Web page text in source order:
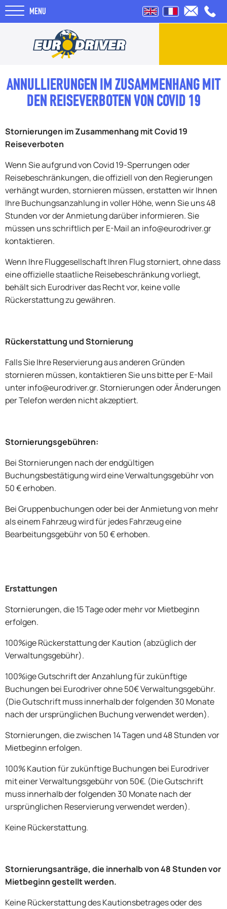
MENU
VERMIETUNGEN
ÜBER UNS
BLOG
ANNULLIERUNGEN IM ZUSAMMENHANG MIT
DEN REISEVERBOTEN VON COVID 19
Stornierungen im Zusammenhang mit Covid 19
Reiseverboten
Wenn Sie aufgrund von Covid 19-Sperrungen oder
Reisebeschränkungen, die offiziell von den Regierungen
verhängt wurden, stornieren müssen, erstatten wir Ihnen
Ihre Buchungsanzahlung in voller Höhe, wenn Sie uns 48
Stunden vor der Anmietung darüber informieren. Sie
müssen uns schriftlich per E-Mail an info@eurodriver.gr
kontaktieren.
Wenn Ihre Fluggesellschaft Ihren Flug storniert, ohne dass
eine offizielle staatliche Reisebeschränkung vorliegt,
behält sich Eurodriver das Recht vor, keine volle
Rückerstattung zu gewähren.
Rückerstattung und Stornierung
Falls Sie Ihre Reservierung aus anderen Gründen
stornieren müssen, kontaktieren Sie uns bitte per E-Mail
unter info@eurodriver.gr. Stornierungen oder Änderungen
per Telefon werden nicht akzeptiert.
Stornierungsgebühren:
Bei Stornierungen nach der endgültigen
Buchungsbestätigung wird eine Verwaltungsgebühr von
50 € erhoben.
Bei Gruppenbuchungen oder bei der Anmietung von mehr
als einem Fahrzeug wird für jedes Fahrzeug eine
Bearbeitungsgebühr von 50 € erhoben.
Erstattungen
Stornierungen, die 15 Tage oder mehr vor Mietbeginn
erfolgen.
100%ige Rückerstattung der Kaution (abzüglich der
Verwaltungsgebühr).
100%ige Gutschrift der Anzahlung für zukünftige
Buchungen bei Eurodriver ohne 50€ Verwaltungsgebühr.
(Die Gutschrift muss innerhalb der folgenden 30 Monate
nach der ursprünglichen Buchung verwendet werden).
Stornierungen, die zwischen 14 Tagen und 48 Stunden vor
Mietbeginn erfolgen.
100% Kaution für zukünftige Buchungen bei Eurodriver
mit einer Verwaltungsgebühr von 50€. (Die Gutschrift
muss innerhalb der folgenden 30 Monate nach der
ursprünglichen Reservierung verwendet werden).
Keine Rückerstattung.
Stornierungsanträge, die innerhalb von 48 Stunden vor
Mietbeginn gestellt werden.
Keine Rückerstattung des Kautionsbetrages oder des